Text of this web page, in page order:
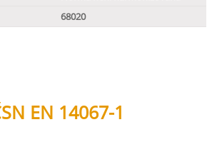
68020
EN 14067-1